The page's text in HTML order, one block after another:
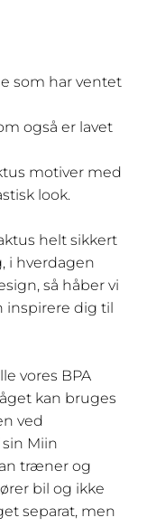
som har ventet
også er lavet
motiver med
look.
helt sikkert
i hverdagen
så håber vi
inspirere dig til
vores BPA
kan bruges
ved
Miin
træner og
bil og ikke
separat, men